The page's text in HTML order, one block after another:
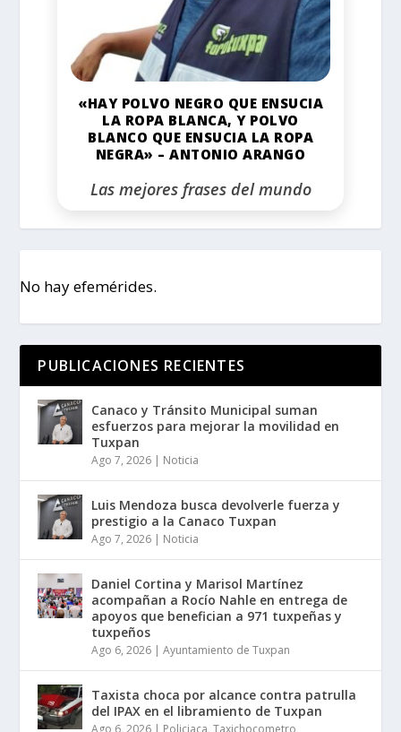
«HAY POLVO NEGRO QUE ENSUCIA
LA ROPA BLANCA, Y POLVO
BLANCO QUE ENSUCIA LA ROPA
NEGRA» – ANTONIO ARANGO
Las mejores frases del mundo
No hay efemérides.
PUBLICACIONES RECIENTES
Canaco y Tránsito Municipal suman
esfuerzos para mejorar la movilidad en
Tuxpan
Ago 7, 2026 | Noticia
Luis Mendoza busca devolverle fuerza y
prestigio a la Canaco Tuxpan
Ago 7, 2026 | Noticia
Daniel Cortina y Marisol Martínez
acompañan a Rocío Nahle en entrega de
apoyos que benefician a 971 tuxpeñas y
tuxpeños
Ago 6, 2026 |Ayuntamiento de Tuxpan
Taxista choca por alcance contra patrulla
del IPAX en el libramiento de Tuxpan
Ago 6, 2026 | Policiaca,Taxichocometro